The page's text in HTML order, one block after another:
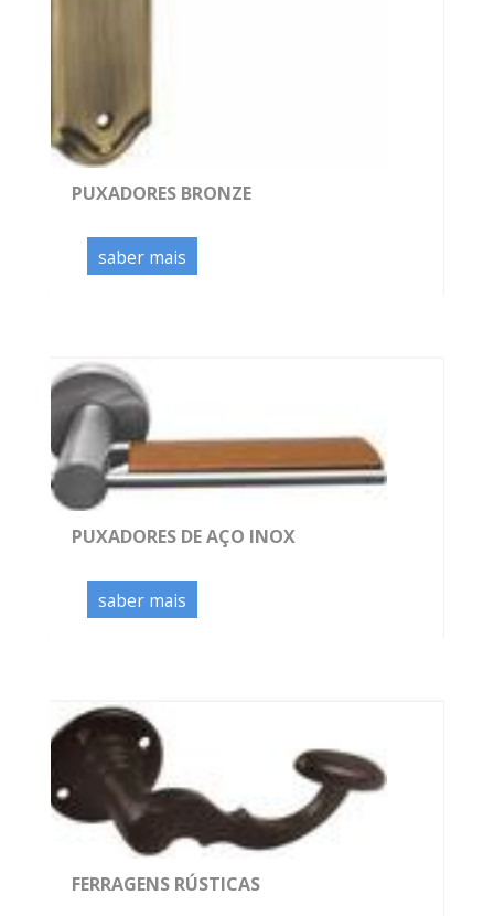
PUXADORES BRONZE
saber mais
PUXADORES DE AÇO INOX
saber mais
FERRAGENS RÚSTICAS